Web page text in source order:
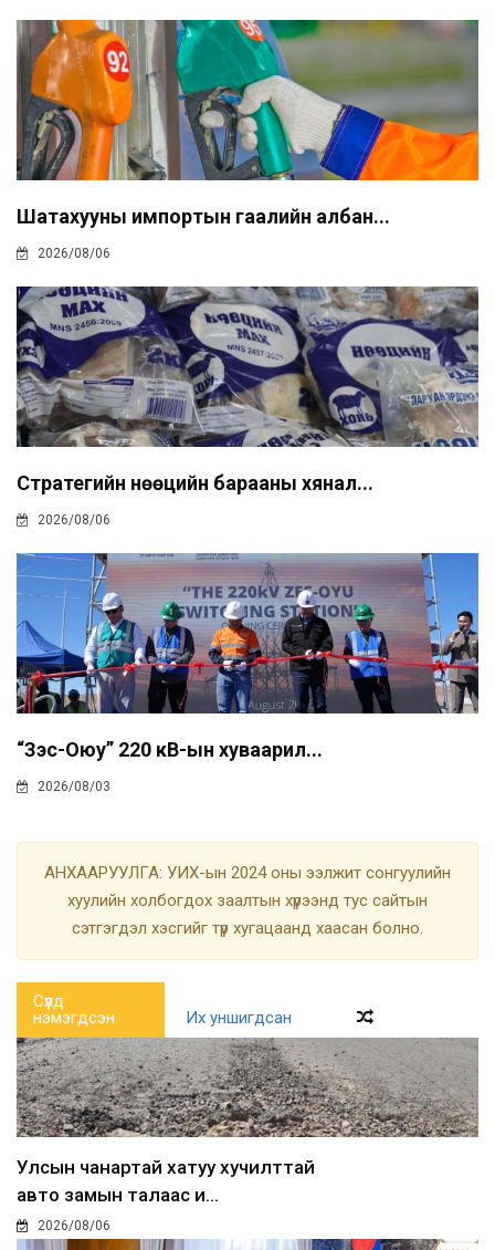
Шатахууны импортын гаалийн албан...
2026/08/06
Стратегийн нөөцийн барааны хянал...
2026/08/06
“Зэс-Оюу” 220 кВ-ын хуваарил...
2026/08/03
АНХААРУУЛГА: УИХ-ын 2024 оны ээлжит сонгуулийн
хуулийн холбогдох заалтын хүрээнд тус сайтын
сэтгэгдэл хэсгийг түр хугацаанд хаасан болно.
Сүүлд
нэмэгдсэн
Их уншигдсан
Улсын чанартай хатуу хучилттай
авто замын талаас и...
2026/08/06